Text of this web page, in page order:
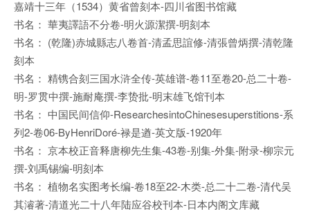
嘉靖十三年（1534）黄省曾刻本-四川省图书馆藏
书名： 華夷譯語不分卷-明火源潔撰-明刻本
书名： (乾隆)赤城縣志八卷首-清孟思誼修-清張曾炳撰-清乾隆
刻本
书名： 精镌合刻三国水浒全传-英雄谱-卷11至卷20-总二十卷-
明-罗贯中撰-施耐庵撰-李贽批-明末雄飞馆刊本
书名： 中国民间信仰-ResearchesintoChinesesuperstitions-系
列2-卷06-ByHenriDoré-禄是遒-英文版-1920年
书名： 京本校正音释唐柳先生集-43卷-别集-外集-附录-柳宗元
撰-刘禹锡编-明刻本
书名： 植物名实图考长编-卷18至22-木类-总二十二卷-清代吴
其濬著-清道光二十八年陆应谷校刊本-日本内阁文库藏